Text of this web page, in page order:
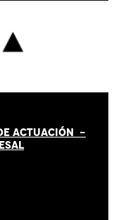
ACTUACIÓN -
ESAL